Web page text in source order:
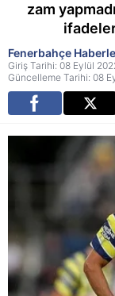
zam
Fenerbahçe
Giriş Tarihi: 08 Eylül
Güncelleme Tarihi: 08